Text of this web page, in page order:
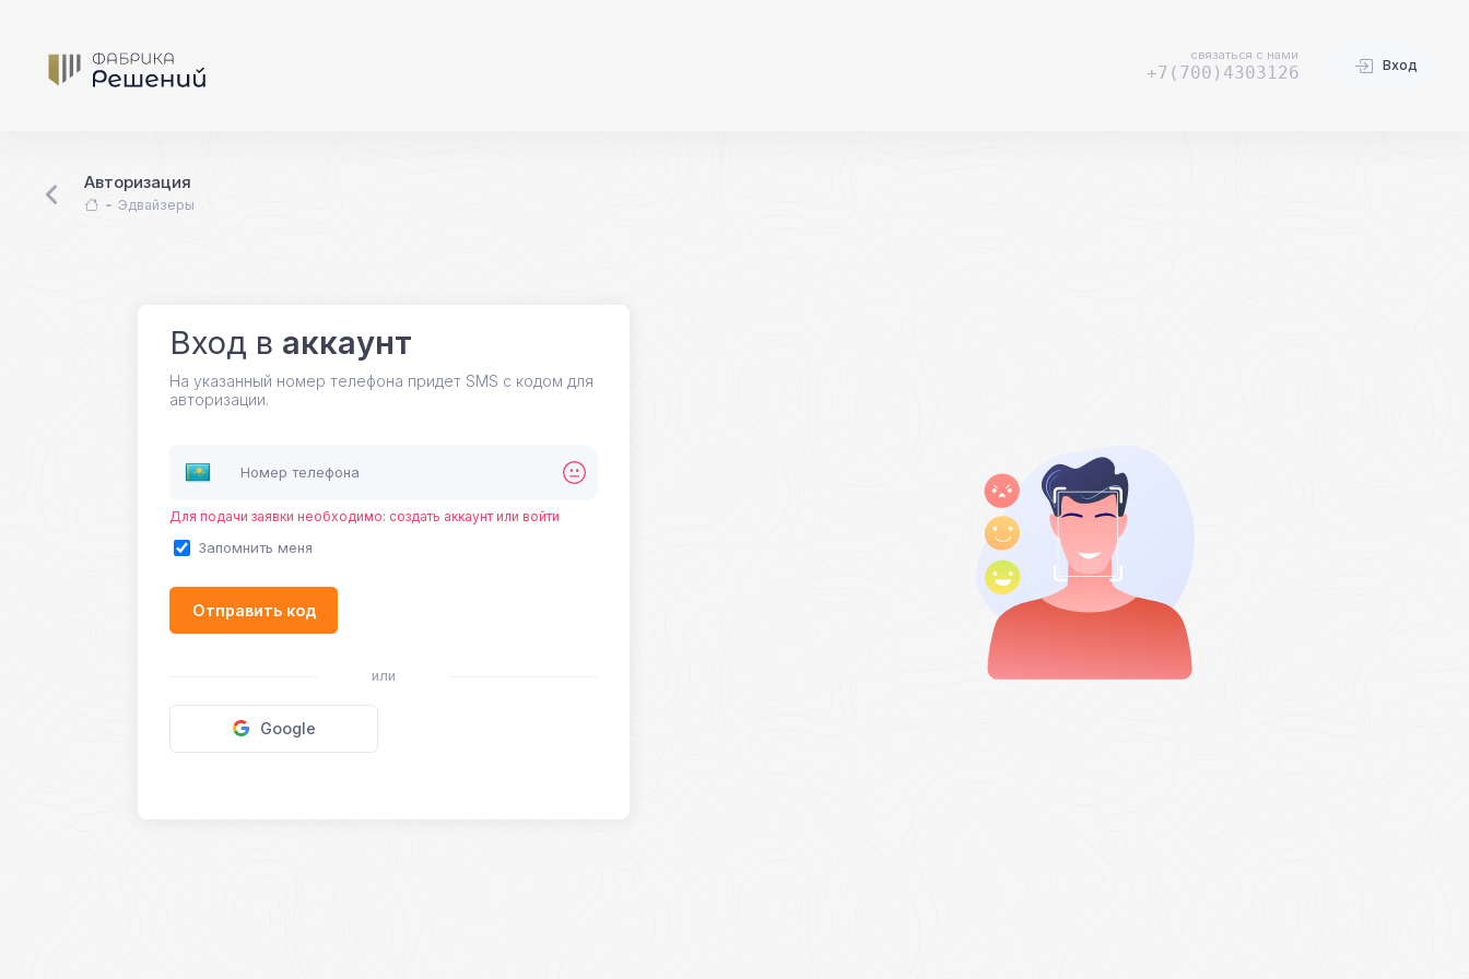
связаться с нами
+7(700)4303126 Вход
Авторизация
Эдвайзеры
Вход в аккаунт
На указанный номер телефона придет SMS с кодом для
авторизации.
Номер телефона
Для подачи заявки необходимо: создать аккаунт или войти
Запомнить меня
Отправить код
или
Google